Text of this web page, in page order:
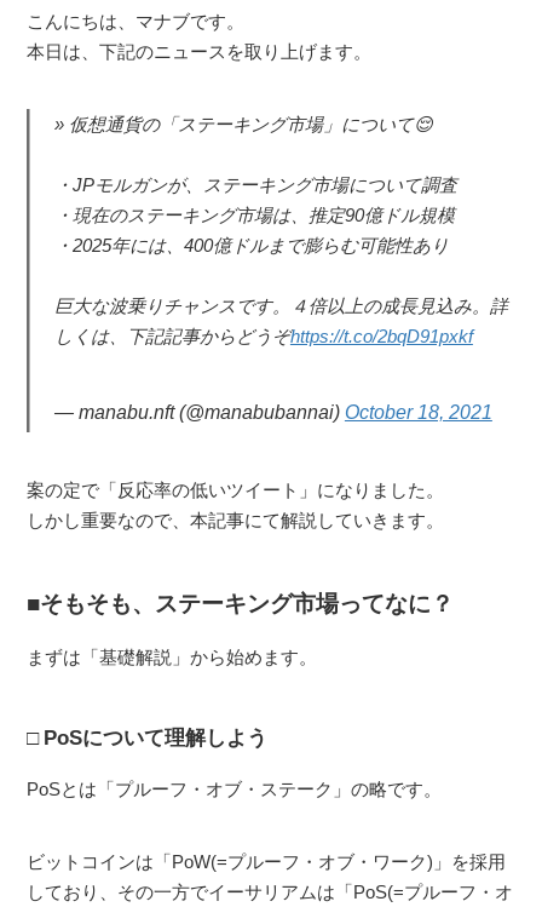
こんにちは、マナブです。
本日は、下記のニュースを取り上げます。
仮想通貨の「ステーキング市場」について😌
・JPモルガンが、ステーキング市場について調査
・現在のステーキング市場は、推定90億ドル規模
・2025年には、400億ドルまで膨らむ可能性あり
巨大な波乗りチャンスです。４倍以上の成長見込み。詳
しくは、下記記事からどうぞhttps://t.co/2bqD91pxkf
— manabu.nft (@manabubannai) October 18, 2021
案の定で「反応率の低いツイート」になりました。
しかし重要なので、本記事にて解説していきます。
そもそも、ステーキング市場ってなに？
まずは「基礎解説」から始めます。
PoSについて理解しよう
PoSとは「プルーフ・オブ・ステーク」の略です。
ビットコインは「PoW(=プルーフ・オブ・ワーク)」を採用
しており、その一方でイーサリアムは「PoS(=プルーフ・オ